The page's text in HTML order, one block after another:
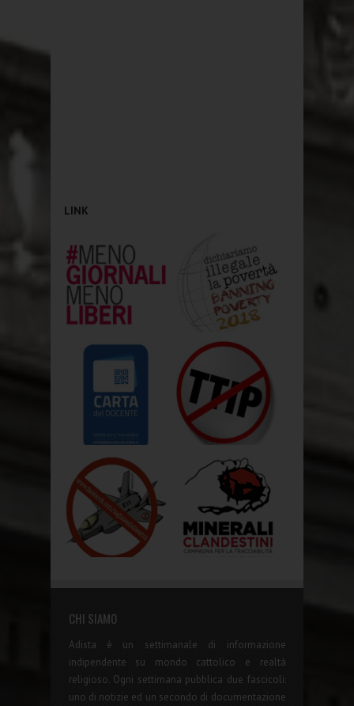
LINK
CHI SIAMO
Adista è un settimanale di informazione
indipendente su mondo cattolico e realtà
religioso. Ogni settimana pubblica due fascicoli:
uno di notizie ed un secondo di documentazione